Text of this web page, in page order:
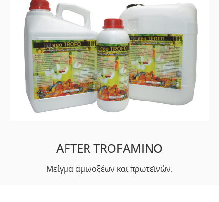
AFTER TROFAMINO​
Μείγμα αμινοξέων και πρωτεϊνών.